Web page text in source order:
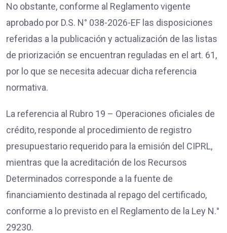
No obstante, conforme al Reglamento vigente
aprobado por D.S. N° 038-2026-EF las disposiciones
referidas a la publicación y actualización de las listas
de priorización se encuentran reguladas en el art. 61,
por lo que se necesita adecuar dicha referencia
normativa.
La referencia al Rubro 19 – Operaciones oficiales de
crédito, responde al procedimiento de registro
presupuestario requerido para la emisión del CIPRL,
mientras que la acreditación de los Recursos
Determinados corresponde a la fuente de
financiamiento destinada al repago del certificado,
conforme a lo previsto en el Reglamento de la Ley N.°
29230.